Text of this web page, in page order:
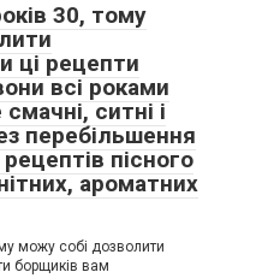
30, тому
ці рецепти
всі роками
ситні і
перебільшення
пісного
ароматних
можу собі дозволити
борщиків вам